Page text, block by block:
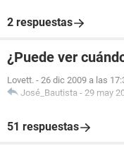
2 respuestas
¿Puede ver
Lovett. - 26 dic 2009 a las
José_Bautista - 29 may
51 respuestas